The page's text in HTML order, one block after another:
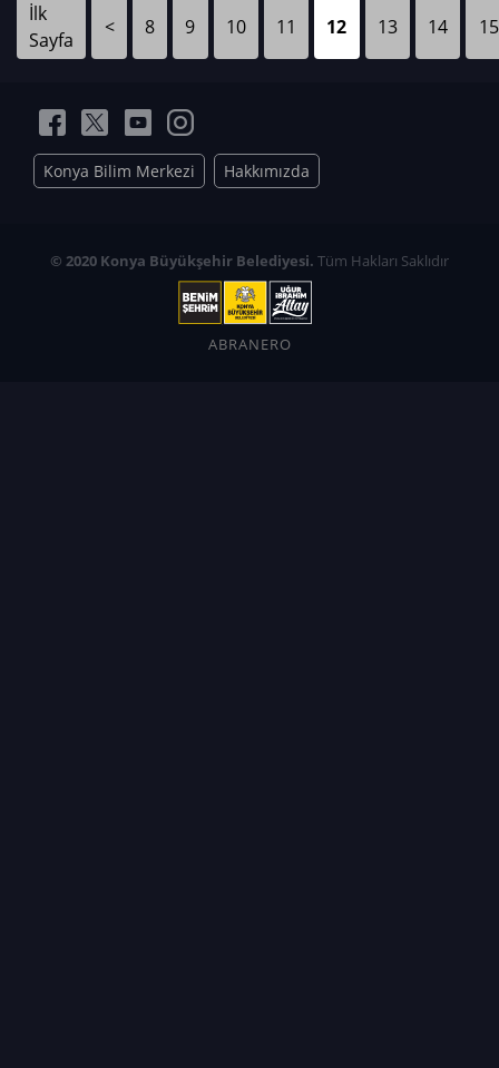
İlk
Sayfa
< 8 9 10 11 12 13 14 15
Konya Bilim Merkezi Hakkımızda
© 2020 Konya Büyükşehir Belediyesi. Tüm Hakları Saklıdır
ABRANERO